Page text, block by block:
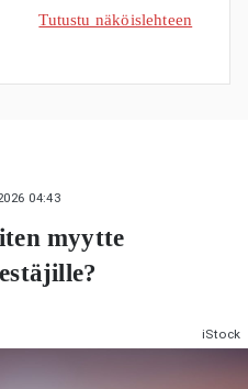
Tutustu näköislehteen
04:43
myytte
iStock